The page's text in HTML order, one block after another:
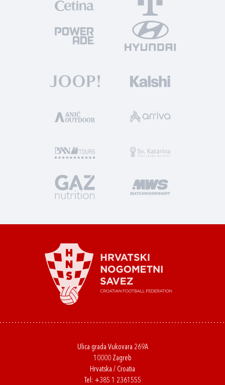
Ulica grada Vukovara 269A
10000 Zagreb
Hrvatska / Croatia
Tel: +385 1 2361555